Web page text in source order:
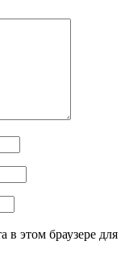
в этом браузере для